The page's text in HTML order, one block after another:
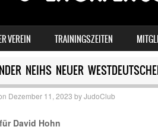
VEREIN TRAININGSZEITEN
NEIHS NEUER
Dezember 11, 2023 byJudoClub
David Hohn